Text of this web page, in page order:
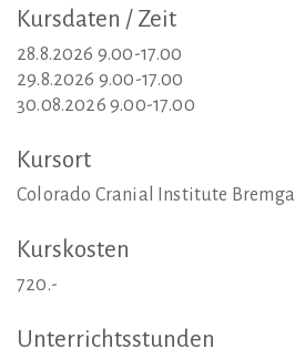
Kursdaten / Zeit
28.8.2026 9.00-17.00
29.8.2026 9.00-17.00
30.08.2026 9.00-17.00
Kursort
Colorado Cranial Institute
Kurskosten
720.-
Unterrichtsstunden